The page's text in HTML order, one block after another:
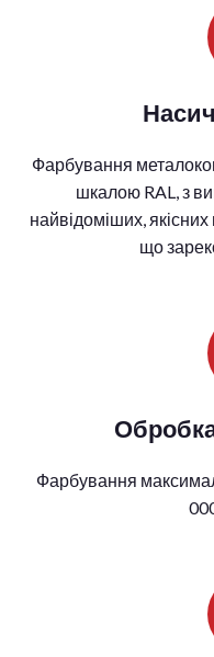
Фарбування
шкалою RAL, з
найвідоміших,
що
Фарбування